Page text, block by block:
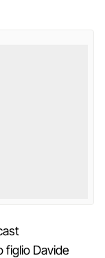
figlio Davide